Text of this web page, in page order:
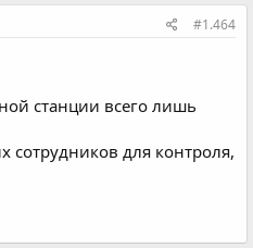
#1.464
станции всего лишь
сотрудников для контроля,